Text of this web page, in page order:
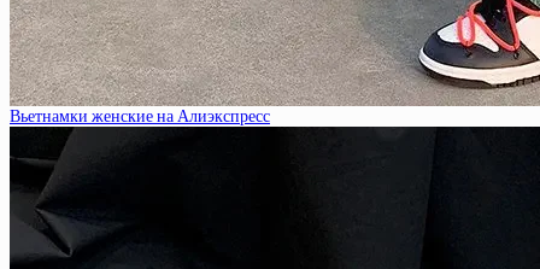
Вьетнамки женские на Алиэкспресс